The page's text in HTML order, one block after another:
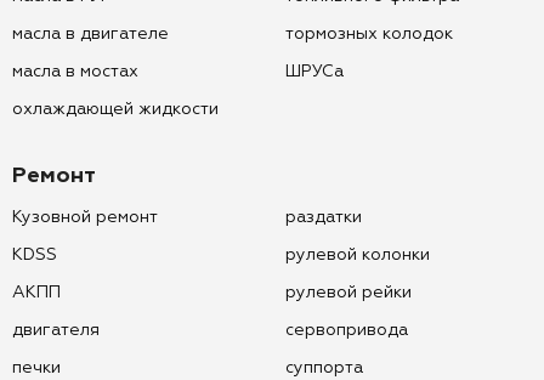
масла в двигателе
масла в мостах
охлаждающей жидкости
тормозных колодок
ШРУСа
Ремонт
Кузовной ремонт
KDSS
АКПП
двигателя
печки
раздатки
рулевой колонки
рулевой рейки
сервопривода
суппорта